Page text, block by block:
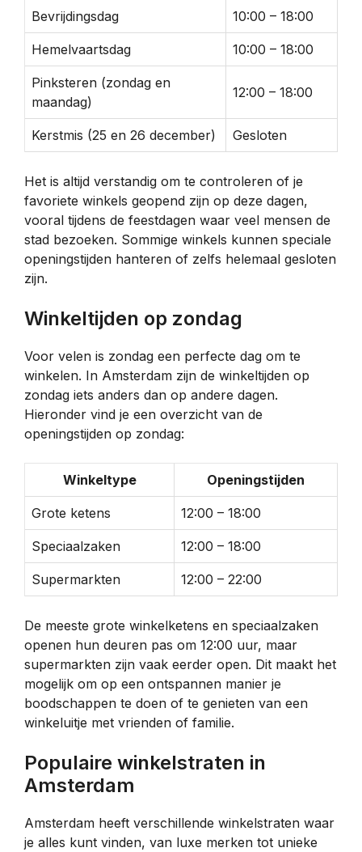
Bevrijdingsdag 10:00 – 18:00
Hemelvaartsdag 10:00 – 18:00
Pinksteren (zondag en
maandag)
12:00 – 18:00
Kerstmis (25 en 26 december) Gesloten
Het is altijd verstandig om te controleren of je
favoriete winkels geopend zijn op deze dagen,
vooral tijdens de feestdagen waar veel mensen de
stad bezoeken. Sommige winkels kunnen speciale
openingstijden hanteren of zelfs helemaal gesloten
zijn.
Winkeltijden op zondag
Voor velen is zondag een perfecte dag om te
winkelen. In Amsterdam zijn de winkeltijden op
zondag iets anders dan op andere dagen.
Hieronder vind je een overzicht van de
openingstijden op zondag:
Winkeltype Openingstijden
Grote ketens 12:00 – 18:00
Speciaalzaken 12:00 – 18:00
Supermarkten 12:00 – 22:00
De meeste grote winkelketens en speciaalzaken
openen hun deuren pas om 12:00 uur, maar
supermarkten zijn vaak eerder open. Dit maakt het
mogelijk om op een ontspannen manier je
boodschappen te doen of te genieten van een
winkeluitje met vrienden of familie.
Populaire winkelstraten in
Amsterdam
Amsterdam heeft verschillende winkelstraten waar
je alles kunt vinden, van luxe merken tot unieke